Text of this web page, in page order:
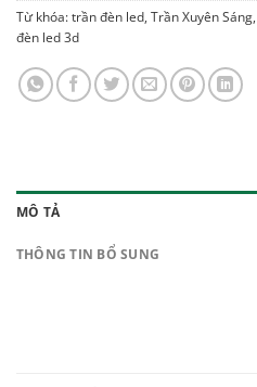
Từ khóa:trần đèn led, Trần Xuyên Sáng,
đèn led 3d
MÔ TẢ
THÔNG TIN BỔ SUNG